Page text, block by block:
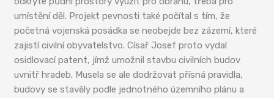
umístění děl. Projekt pevnosti také počítal s tím, že
početná vojenská posádka se neobejde bez zázemí, které
zajistí civilní obyvatelstvo. Císař Josef proto vydal
osidlovací patent, jímž umožnil stavbu civilních budov
uvnitř hradeb. Musela se ale dodržovat přísná pravidla,
budovy se stavěly podle jednotného územního plánu a